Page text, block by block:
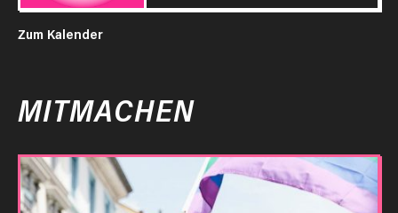
Zum Kalender
MITMACHEN